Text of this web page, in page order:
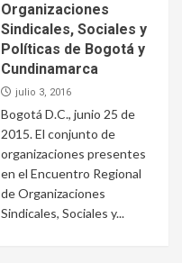
Organizaciones
Sindicales, Sociales y
Políticas de Bogotá y
Cundinamarca
julio 3, 2016
Bogotá D.C., junio 25 de
2015. El conjunto de
organizaciones presentes
en el Encuentro Regional
de Organizaciones
Sindicales, Sociales y...